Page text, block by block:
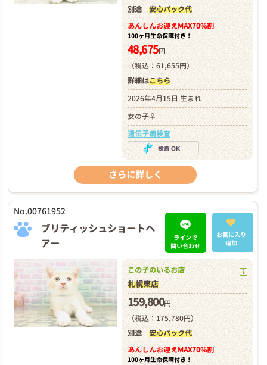
別途 安心パック代
あんしんお迎えMAX70%割
100ヶ月生命保障付き！
48,675円
（税込：61,655円）
詳細はこちら
2026年4月15日 生まれ
女の子♀
遺伝子病検査
さらに詳しく
No.00761952
ブリティッシュショートヘ
アー
ラインで
問い合わせ
お気に入り
追加
この子のいるお店
札幌東店
159,800円
（税込：175,780円）
別途 安心パック代
あんしんお迎えMAX70%割
100ヶ月生命保障付き！